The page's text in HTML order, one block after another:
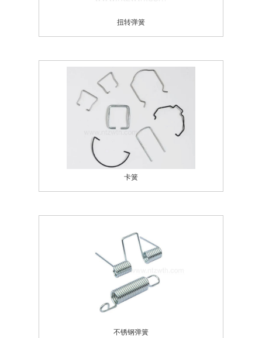
扭转弹簧
卡簧
不锈钢弹簧